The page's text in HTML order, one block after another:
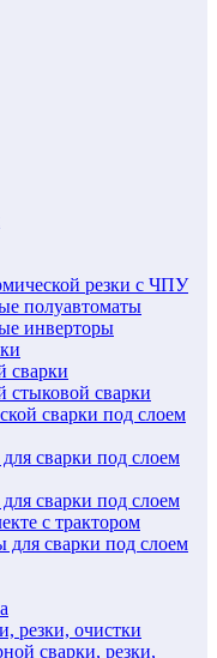
резки с ЧПУ
полуавтоматы
инверторы
сварки
сварки
сварки под слоем
сварки под слоем
сварки под слоем
с трактором
для сварки под слоем
резки, очистки
сварки, резки,